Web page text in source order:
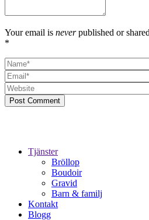
Your email is neverpublished or
*
Post Comment
Tjänster
Bröllop
Boudoir
Gravid
Barn & familj
Kontakt
Blogg